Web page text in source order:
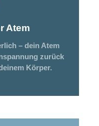
Atem
– dein Atem
zurück
Körper.